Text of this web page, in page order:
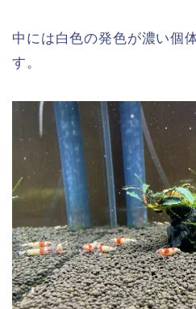
中には白色の発色が濃い個
す。